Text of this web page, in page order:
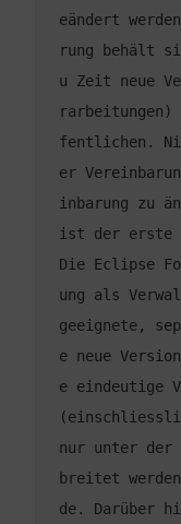
eändert
rung behält
u Zeit neue
rarbeitungen)
fentlichen.
er
inbarung zu
ist der erste
Die Eclipse
ung als
geeignete,
e neue
e eindeutige
nur unter der
breitet
de. Darüber